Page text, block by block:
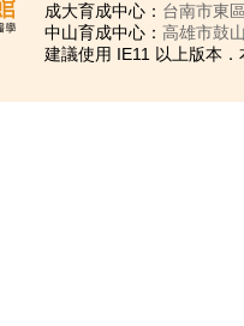
成大育成中心： 台南市東
中山育成中心： 高雄市鼓
建議使用 IE11 以上版本